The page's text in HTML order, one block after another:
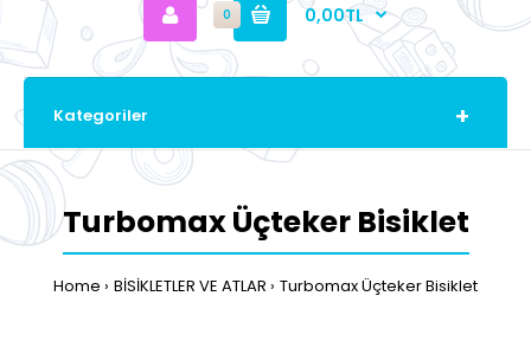
0 0,00TL
Kategoriler
Turbomax Üçteker Bisiklet
Home BİSİKLETLER VE ATLAR Turbomax Üçteker Bisiklet